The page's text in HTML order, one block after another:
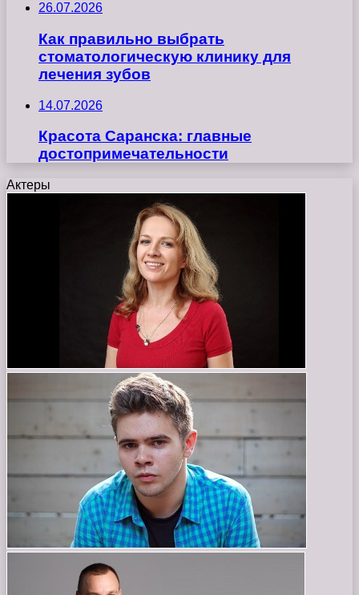
26.07.2026
Как правильно выбрать
стоматологическую клинику для
лечения зубов
14.07.2026
Красота Саранска: главные
достопримечательности
Актеры